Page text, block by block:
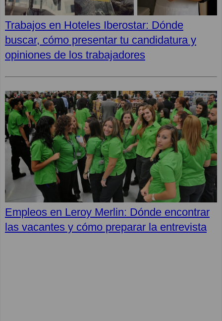
Trabajos en Hoteles Iberostar: Dónde
buscar, cómo presentar tu candidatura y
opiniones de los trabajadores
Empleos en Leroy Merlin: Dónde encontrar
las vacantes y cómo preparar la entrevista